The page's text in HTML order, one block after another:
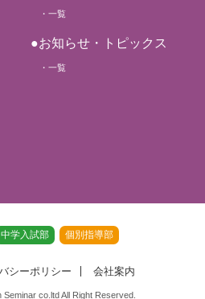
・一覧
●お知らせ・トピックス
・一覧
中学入試部 個別指導部
シーポリシー 会社案内
co.ltd All Right Reserved.